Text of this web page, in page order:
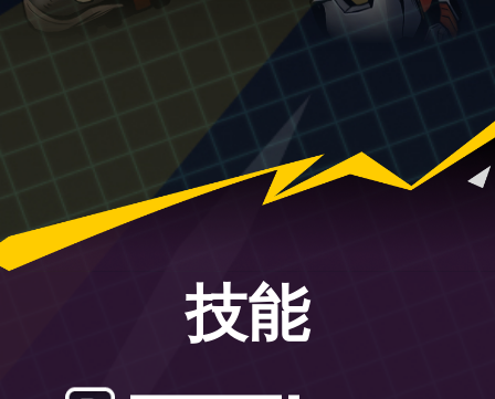
技能